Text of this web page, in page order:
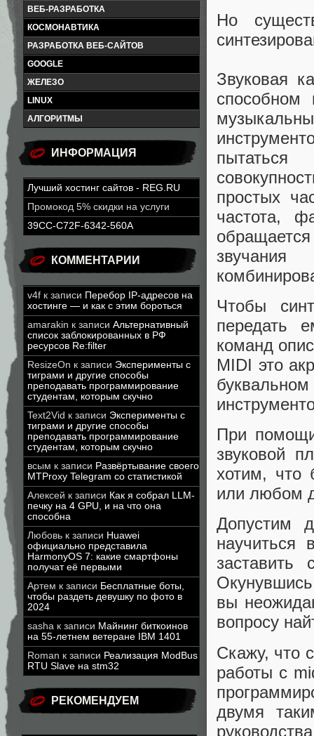
ВЕБ-РАЗРАБОТКА
КОСМОНАВТИКА
РАЗРАБОТКА ВЕБ-САЙТОВ
GOOGLE
ЖЕЛЕЗО
LINUX
АЛГОРИТМЫ
ИНФОРМАЦИЯ
Лучший хостинг сайтов - REG.RU
Промокод 5% скидки на услуги
39CC-C72F-6342-560A
КОММЕНТАРИИ
v4f к записи Перебор IP-адресов на
хостинге — и как с этим бороться
amarakin к записи Альтернативный
список заблокированных в РФ
ресурсов Re:filter
ResizeOn к записи Эксперименты с
тиграми и другие способы
преподавать программирование
студентам, которым скучно
Text2Vid к записи Эксперименты с
тиграми и другие способы
преподавать программирование
студентам, которым скучно
всым к записи Развёртывание своего
MTProxy Telegram со статистикой
Алексей к записи Как я собрал LLM-
печку на 4 GPU, и на что она
способна
Любовь к записи Huawei
официально представила
HarmonyOS 7: какие смартфоны
получат её первыми
Артем к записи Бесплатные боты,
чтобы раздеть девушку по фото в
2024
sasha к записи Майнинг биткоинов
на 55-летнем ветеране IBM 1401
Roman к записи Реализация ModBus
RTU Slave на stm32
РЕКОМЕНДУЕМ
Но
Звуковая
способном
простых
частота,
Чтобы
передать
команд
MIDI это
При
звуковой
хотим, что
или любом
Допустим
научиться
заставить
вы
вопросу
Скажу, что
работы с
двумя